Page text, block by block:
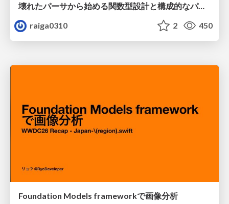
壊れたパーサから始める関数型設計と構成的なパーサ #fp_matsuri
raiga0310
2 450
Foundation Models frameworkで画像分析